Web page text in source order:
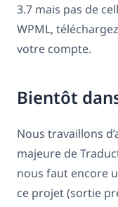
3.7 mais pas de
WPML,
votre compte.
Bientôt
Nous travaillons
majeure de
nous faut encore
ce projet (sortie